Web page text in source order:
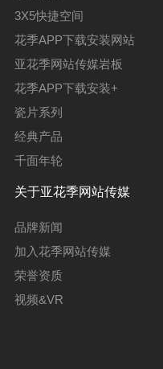
3X5快捷空间
花季APP下载安装网站
亚花季网站传媒岩板
花季APP下载安装+
瓷片系列
经典产品
千面年轮
关于亚花季网站传媒
品牌新闻
加入花季网站传媒
荣誉资质
视频&VR